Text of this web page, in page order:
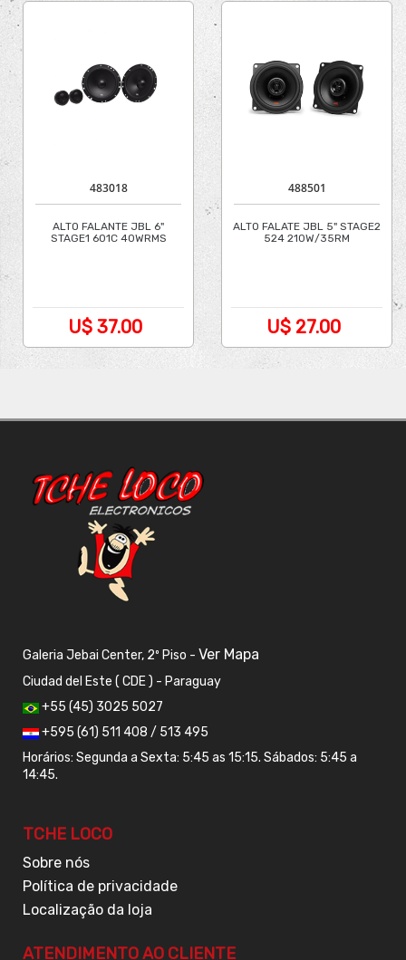
483018
ALTO FALANTE JBL 6"
STAGE1 601C 40WRMS
U$ 37.00
488501
ALTO FALATE JBL 5" STAGE2
524 210W/35RM
U$ 27.00
Galeria Jebai Center, 2º Piso - Ver Mapa
Ciudad del Este ( CDE ) - Paraguay
+55 (45) 3025 5027
+595 (61) 511 408 / 513 495
Horários: Segunda a Sexta: 5:45 as 15:15. Sábados: 5:45 a
14:45.
TCHE LOCO
Sobre nós
Política de privacidade
Localização da loja
ATENDIMENTO AO CLIENTE